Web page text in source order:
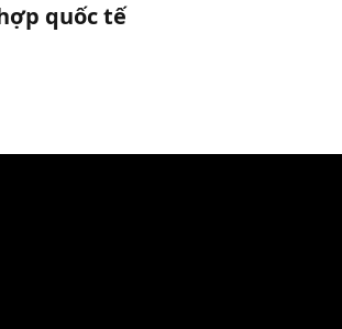
quốc tế